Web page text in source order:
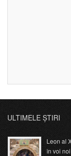
ULTIMELE ȘTIRI
Leon al
în voi